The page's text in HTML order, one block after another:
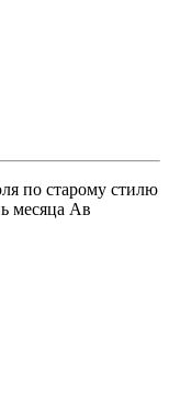
по старому стилю
месяца Ав